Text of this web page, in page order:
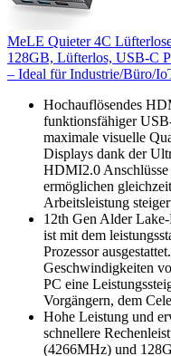
MeLE Quieter 4C
128GB, Lüfterlos, USB-C
– Ideal für Industrie/Büro/
Hochauflösendes
funktionsfähiger
maximale visuelle
Displays dank der
HDMI2.0
ermöglichen
Arbeitsleistung
12th Gen Alder
ist mit dem
Prozessor
Geschwindigkeiten
PC eine
Vorgängern, dem
Hohe Leistung und
schnellere
(4266MHz) und